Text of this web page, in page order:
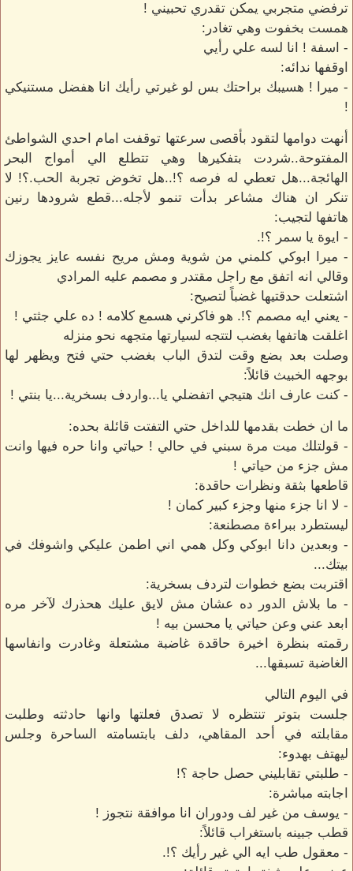
ترفضي متجربي يمكن تقدري تحبيني !
همست بخفوت وهي تغادر:
- اسفة ! انا لسه علي رأيي
اوقفها ندائه:
- ميرا ! هسيبك براحتك بس لو غيرتي رأيك انا هفضل مستنيكي
!
أنهت دوامها لتقود بأقصى سرعتها توقفت امام احدي الشواطئ
المفتوحة..شردت بتفكيرها وهي تتطلع الي أمواج البحر
الهائجة...هل تعطي له فرصه ؟!..هل تخوض تجربة الحب.؟! لا
تنكر ان هناك مشاعر بدأت تنمو لأجله...قطع شرودها رنين
هاتفها لتجيب:
- ايوة يا سمر ؟!.
- ميرا ابوكي كلمني من شوية ومش مريح نفسه عايز يجوزك
وقالي انه اتفق مع راجل مقتدر و مصمم عليه المرادي
اشتعلت حدقتيها غضباً لتصيح:
- يعني ايه مصمم ؟!. هو فاكرني هسمع كلامه ! ده علي جثتي !
اغلقت هاتفها بغضب لتتجه لسيارتها متجهه نحو منزله
وصلت بعد بضع وقت لتدق الباب بغضب حتي فتح ويظهر لها
بوجهه الخبيث قائلاً:
- كنت عارف انك هتيجي اتفضلي يا...واردف بسخرية...يا بنتي !
ما ان خطت بقدمها للداخل حتي التفتت قائلة بحده:
- قولتلك ميت مرة سبني في حالي ! حياتي وانا حره فيها وانت
مش جزء من حياتي !
قاطعها بثقة ونظرات حاقدة:
- لا انا جزء منها وجزء كبير كمان !
ليستطرد ببراءة مصطنعة:
- وبعدين دانا ابوكي وكل همي اني اطمن عليكي واشوفك في
بيتك...
اقتربت بضع خطوات لتردف بسخرية:
- ما بلاش الدور ده عشان مش لايق عليك هحذرك لآخر مره
ابعد عني وعن حياتي يا محسن بيه !
رقمته بنظرة اخيرة حاقدة غاضبة مشتعلة وغادرت وانفاسها
الغاضبة تسبقها...
في اليوم التالي
جلست بتوتر تنتظره لا تصدق فعلتها وانها حادثته وطلبت
مقابلته في أحد المقاهي، دلف بابتسامته الساحرة وجلس
ليهتف بهدوء:
- طلبتي تقابليني حصل حاجة ؟!
اجابته مباشرة:
- يوسف من غير لف ودوران انا موافقة نتجوز !
قطب جبينه باستغراب قائلاً:
- معقول طب ايه الي غير رأيك ؟!.